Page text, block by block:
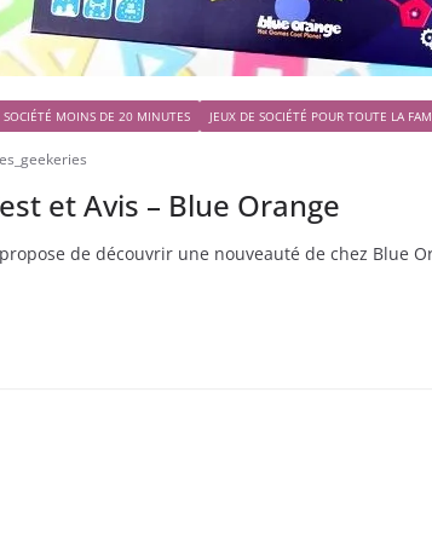
SOCIÉTÉ MOINS DE 20 MINUTES JEUX DE SOCIÉTÉ POUR TOUTE LA
et Avis – Blue Orange
de découvrir une nouveauté de chez Blue